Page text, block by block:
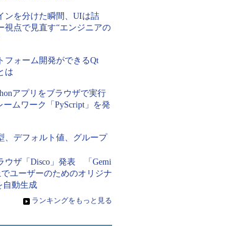
ンを分けた瞬間、UIは詰
点で見直す“エンジニアの
フォーム開発ができるQt
は
アプリをブラウザで実行
ームワーク「PyScript」を発
、デフォルト値、グループ
ウザ「Disco」発表 「Gemi
ユーザーのためのオリジナ
自動生成
» ランキングをもっと見る